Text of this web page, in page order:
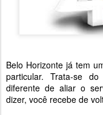
Belo Horizonte já tem
particular. Trata-se do
diferente de aliar o
dizer, você recebe de